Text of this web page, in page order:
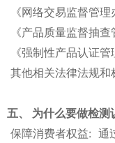
《网络交易监督管理
《产品质量监督抽查
《强制性产品认证管
其他相关法律法规和
五、 为什么要做检测
保障消费者权益: 通